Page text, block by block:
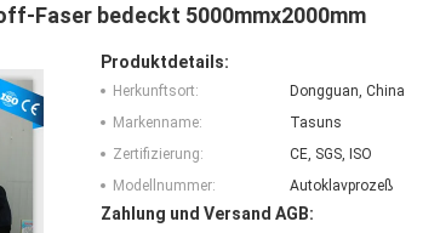
Faser bedeckt 5000mmx2000mm
Produktdetails:
Herkunftsort:
Dongguan, China
Markenname:
Tasuns
Zertifizierung:
CE, SGS, ISO
Modellnummer:
Autoklavprozeß
Zahlung und Versand AGB: